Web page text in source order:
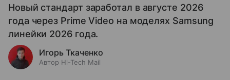
Новый стандарт заработал в августе 2026
года через Prime Video на моделях Samsung
линейки 2026 года.
Игорь Ткаченко
Автор Hi-Tech Mail